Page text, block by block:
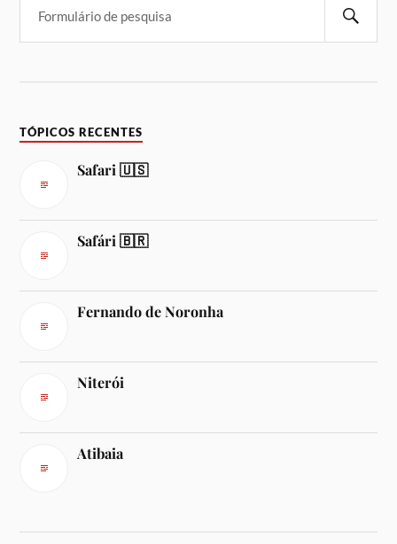
TÓPICOS RECENTES
Safari 🇺🇸
Safári 🇧🇷
Fernando de Noronha
Niterói
Atibaia